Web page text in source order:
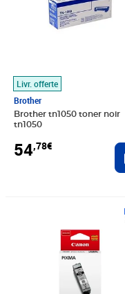
Livr. offerte
Brother
Brother tn1050 toner noir
tn1050
54,78€